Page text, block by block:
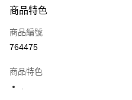
信用卡一次付款
超商取貨付款
商品特色
商品編號
764475
商品特色